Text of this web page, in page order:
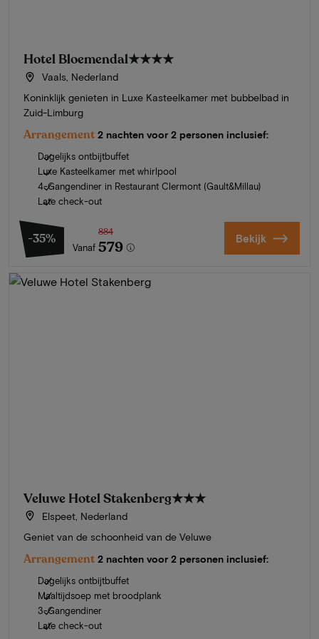
Hotel Bloemendal★★★★
Vaals, Nederland
Koninklijk genieten in Luxe Kasteelkamer met bubbelbad in
Zuid-Limburg
Arrangement 2 nachten voor 2 personen inclusief:
Dagelijks ontbijtbuffet
Luxe Kasteelkamer met whirlpool
4-Gangendiner in Restaurant Clermont (Gault&Millau)
Late check-out
-35%
Vanaf
884
579 Bekijk
Veluwe Hotel Stakenberg★★★
Elspeet, Nederland
Geniet van de schoonheid van de Veluwe
Arrangement 2 nachten voor 2 personen inclusief:
Dagelijks ontbijtbuffet
Maaltijdsoep met broodplank
3-Gangendiner
Late check-out